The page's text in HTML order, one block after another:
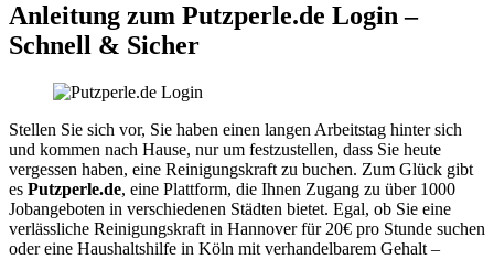
Anleitung zum Putzperle.de Login –
Schnell & Sicher
Stellen Sie sich vor, Sie haben einen langen Arbeitstag hinter sich
und kommen nach Hause, nur um festzustellen, dass Sie heute
vergessen haben, eine Reinigungskraft zu buchen. Zum Glück gibt
es Putzperle.de, eine Plattform, die Ihnen Zugang zu über 1000
Jobangeboten in verschiedenen Städten bietet. Egal, ob Sie eine
verlässliche Reinigungskraft in Hannover für 20€ pro Stunde suchen
oder eine Haushaltshilfe in Köln mit verhandelbarem Gehalt –